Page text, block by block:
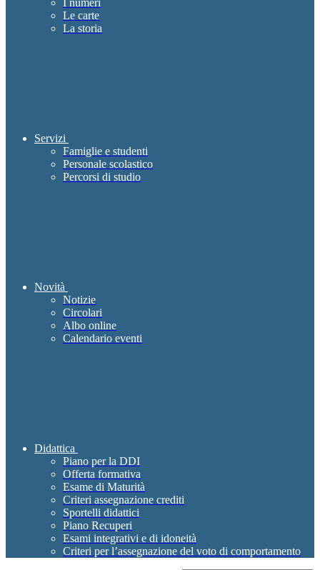
I numeri
Le carte
La storia
Servizi
Famiglie e studenti
Personale scolastico
Percorsi di studio
Novità
Notizie
Circolari
Albo online
Calendario eventi
Didattica
Piano per la DDI
Offerta formativa
Esame di Maturità
Criteri assegnazione crediti
Sportelli didattici
Piano Recuperi
Esami integrativi e di idoneità
Criteri per l’assegnazione del voto di comportamento